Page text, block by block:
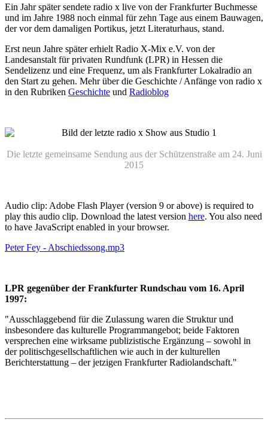
Ein Jahr später sendete radio x live von der Frankfurter Buchmesse
und im Jahre 1988 noch einmal für zehn Tage aus einem Bauwagen,
der vor dem damaligen Portikus, jetzt Literaturhaus, stand.
Erst neun Jahre später erhielt Radio X-Mix e.V. von der
Landesanstalt für privaten Rundfunk (LPR) in Hessen die
Sendelizenz und eine Frequenz, um als Frankfurter Lokalradio an
den Start zu gehen. Mehr über die Geschichte / Anfänge von radio x
in den Rubriken Geschichte und Radioblog
Die letzte gemeinsame Sendung aus der Schützenstraße am 24. Juni
2015
Audio clip: Adobe Flash Player (version 9 or above) is required to
play this audio clip. Download the latest version here. You also need
to have JavaScript enabled in your browser.
Peter Fey - Abschiedssong.mp3
LPR gegenüber der Frankfurter Rundschau vom 16. April
1997:
"Ausschlaggebend für die Zulassung waren die Struktur und
insbesondere das kulturelle Programmangebot; beide Faktoren
versprechen eine wirksame publizistische Ergänzung – sowohl in
der politischgesellschaftlichen wie auch in der kulturellen
Berichterstattung – der jetzigen Frankfurter Radiolandschaft."